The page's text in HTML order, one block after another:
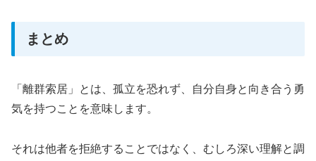
まとめ
「離群索居」とは、孤立を恐れず、自分自身と向き合う勇
気を持つことを意味します。
それは他者を拒絶することではなく、むしろ深い理解と調